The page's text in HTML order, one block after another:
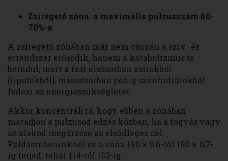
Zsírégető zóna: a maximális pulzusszám 60-
70%-a
A zsírégető zónában már nem csupán a szív- és
érrendszer erősödik, hanem a katabolizmus is
beindul, mert a test elsősorban zsírokból
(lipidekből), másodsorban pedig szénhidrátokból
fedezi az energiaszükségletet.
Akkor koncentrálj rá, hogy ebben a zónában
maradjon a pulzusod edzés közben, ha a fogyás vagy
az alakod megőrzése az elsődleges cél.
Példaemberünknél ez a zóna 190 x 0,6-től 190 x 0,7-
ig terjed, tehát 114-től 133-ig.